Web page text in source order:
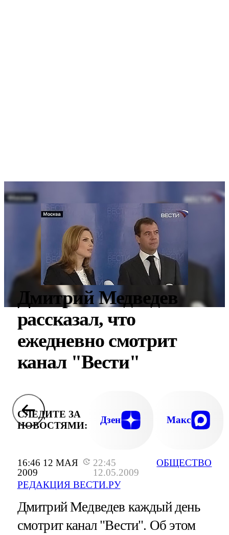
16:46 12 МАЯ
2009
22:45
12.05.2009
РЕДАКЦИЯ ВЕСТИ.РУ
ОБЩЕСТВО
Дмитрий Медведев
рассказал, что
ежедневно смотрит
канал "Вести"
СЛЕДИТЕ ЗА
НОВОСТЯМИ:
Дзен Макс
Дмитрий Медведев каждый день
смотрит канал "Вести". Об этом